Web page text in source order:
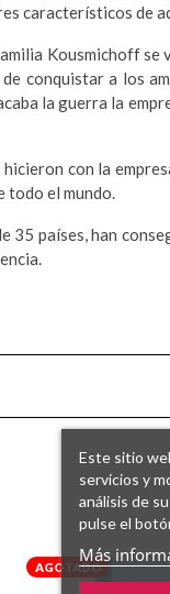
característicos de
Kousmichoff se
conquistar a los
la guerra la
con la
todo el mundo.
35 países, han
AGOTADO
Este sitio
servicios y
análisis de
pulse el
Más